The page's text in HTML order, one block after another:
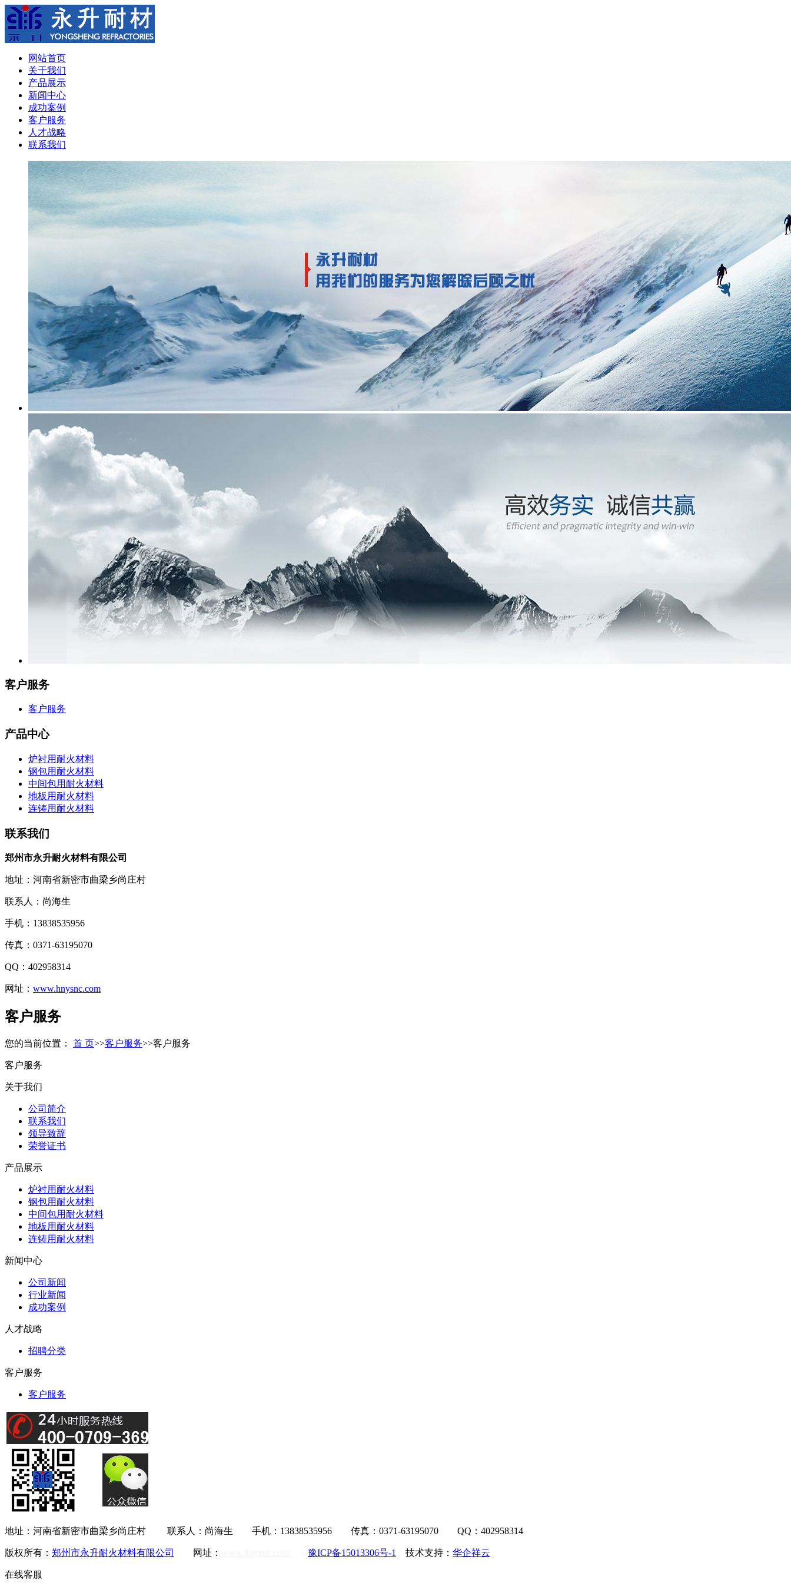
网站首页
关于我们
产品展示
新闻中心
成功案例
客户服务
人才战略
联系我们
客户服务
客户服务
产品中心
炉衬用耐火材料
钢包用耐火材料
中间包用耐火材料
地板用耐火材料
连铸用耐火材料
联系我们
郑州市永升耐火材料有限公司
地址：河南省新密市曲梁乡尚庄村
联系人：尚海生
手机：13838535956
传真：0371-63195070
QQ：402958314
网址： www.hnysnc.com
客户服务
您的当前位置： 首 页>>客户服务>>客户服务
客户服务
关于我们
公司简介
联系我们
领导致辞
荣誉证书
产品展示
炉衬用耐火材料
钢包用耐火材料
中间包用耐火材料
地板用耐火材料
连铸用耐火材料
新闻中心
公司新闻
行业新闻
成功案例
人才战略
招聘分类
客户服务
客户服务
地址：河南省新密市曲梁乡尚庄村 联系人：尚海生 手机：13838535956 传真：0371-63195070 QQ：402958314
版权所有： 郑州市永升耐火材料有限公司 网址： 豫ICP备15013306号-1 技术支持： 华企祥云
在线客服